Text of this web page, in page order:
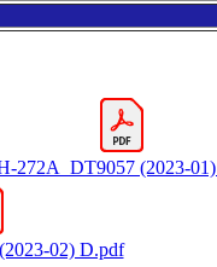
272A_DT9057 (2023-
02) D.pdf